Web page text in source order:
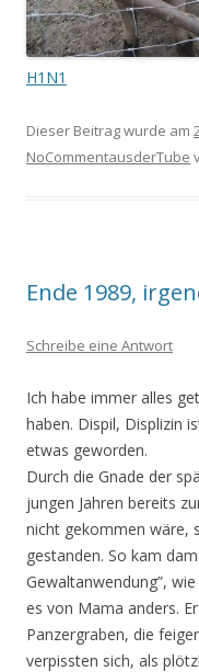
H1N1
Dieser Beitrag wurde am
NoCommentausderTube
Ende 1989,
Schreibe eine Antwort
Ich habe immer alles
haben. Dispil, Displizin
etwas geworden.
Durch die Gnade der
jungen Jahren bereits
nicht gekommen wäre,
gestanden. So kam
Gewaltanwendung”,
es von Mama anders.
Panzergraben, die
verpissten sich, als